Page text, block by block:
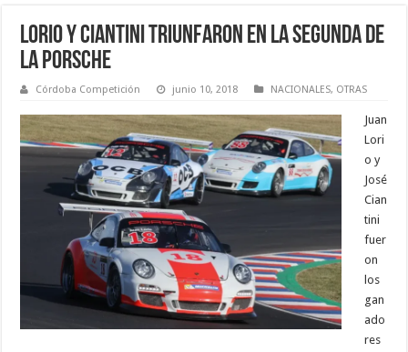
LORIO Y CIANTINI TRIUNFARON EN LA SEGUNDA DE
LA PORSCHE
Córdoba Competición junio 10, 2018 NACIONALES, OTRAS
Juan
Lori
o y
José
Cian
tini
fuer
on
los
gan
ado
res